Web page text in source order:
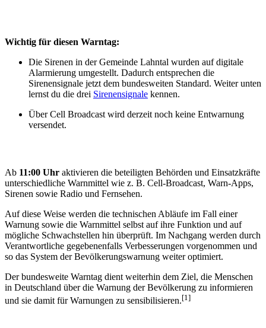
Wichtig für diesen Warntag:
Die Sirenen in der Gemeinde Lahntal wurden auf digitale
Alarmierung umgestellt. Dadurch entsprechen die
Sirenensignale jetzt dem bundesweiten Standard. Weiter unten
lernst du die drei Sirenensignale kennen.
Über Cell Broadcast wird derzeit noch keine Entwarnung
versendet.
Ab 11:00 Uhr aktivieren die beteiligten Behörden und Einsatzkräfte
unterschiedliche Warnmittel wie z. B. Cell-Broadcast, Warn-Apps,
Sirenen sowie Radio und Fernsehen.
Auf diese Weise werden die technischen Abläufe im Fall einer
Warnung sowie die Warnmittel selbst auf ihre Funktion und auf
mögliche Schwachstellen hin überprüft. Im Nachgang werden durch
Verantwortliche gegebenenfalls Verbesserungen vorgenommen und
so das System der Bevölkerungswarnung weiter optimiert.
Der bundesweite Warntag dient weiterhin dem Ziel, die Menschen
in Deutschland über die Warnung der Bevölkerung zu informieren
und sie damit für Warnungen zu sensibilisieren.[1]